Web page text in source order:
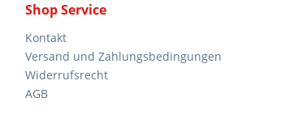
Shop Service
Kontakt
Versand und Zahlungsbedingungen
Widerrufsrecht
AGB